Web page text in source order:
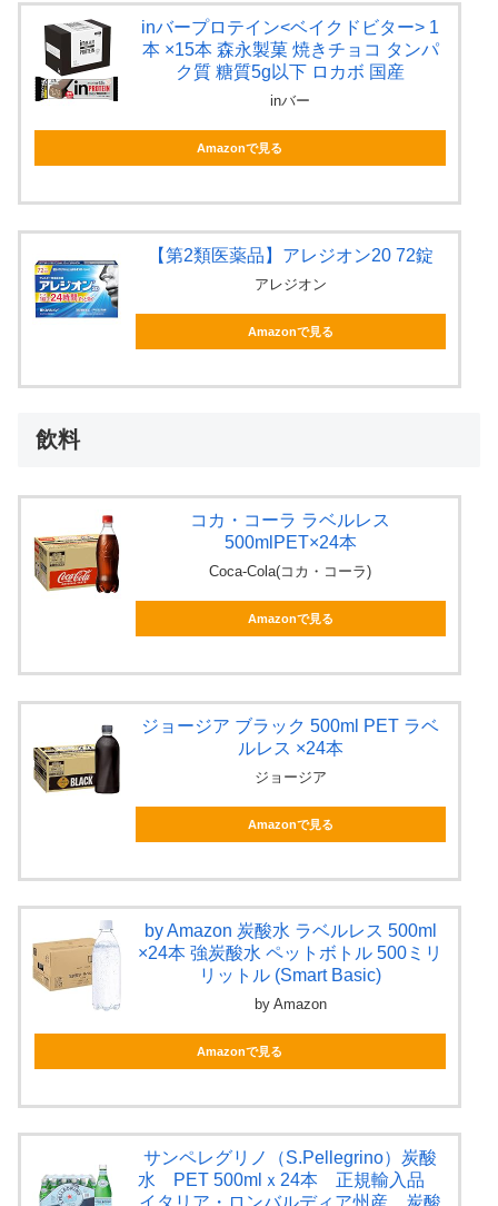
inバープロテイン<ベイクドビター> 1
本 ×15本 森永製菓 焼きチョコ タンパ
ク質 糖質5g以下 ロカボ 国産
inバー
Amazonで見る
【第2類医薬品】アレジオン20 72錠
アレジオン
Amazonで見る
飲料
コカ・コーラ ラベルレス
500mlPET×24本
Coca-Cola(コカ・コーラ)
Amazonで見る
ジョージア ブラック 500ml PET ラベ
ルレス ×24本
ジョージア
Amazonで見る
by Amazon 炭酸水 ラベルレス 500ml
×24本 強炭酸水 ペットボトル 500ミリ
リットル (Smart Basic)
by Amazon
Amazonで見る
サンペレグリノ（S.Pellegrino）炭酸
水 PET 500mlｘ24本 正規輸入品